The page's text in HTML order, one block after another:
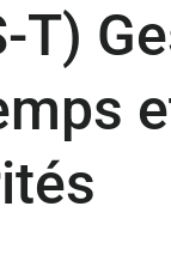
T)